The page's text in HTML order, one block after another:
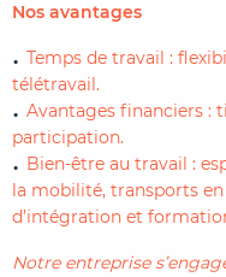
Nos avantages
Temps de travail :
télétravail.
Avantages financiers :
participation.
Bien-être au travail :
la mobilité, transports
d’intégration et
Notre entreprise